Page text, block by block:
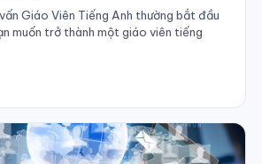
Giáo Viên Tiếng Anh thường bắt đầu
muốn trở thành một giáo viên tiếng